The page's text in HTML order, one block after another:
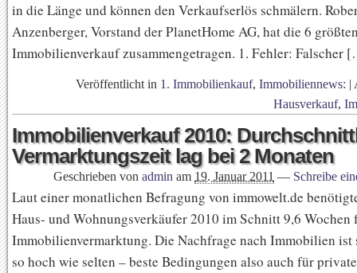
in die Länge und können den Verkaufserlös schmälern.
Anzenberger, Vorstand der PlanetHome AG, hat die 6
Immobilienverkauf zusammengetragen. 1. Fehler: Falscher
Veröffentlicht in 1. Immobilienkauf, Immobiliennews: |
Hausverkauf,
Immobilienverkauf 2010:
Vermarktungszeit lag bei 2 Monaten
Geschrieben von admin am 19. Januar 2011 — Schreibe
Laut einer monatlichen Befragung von immowelt.de
Haus- und Wohnungsverkäufer 2010 im Schnitt 9,6 Wochen
Immobilienvermarktung. Die Nachfrage nach Immobilien ist
so hoch wie selten – beste Bedingungen also auch für